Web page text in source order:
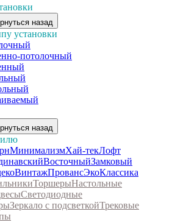
назад
установки
потолочный
назад
МинимализмХай-текЛофт
ВосточныйЗамковый
ВинтажПровансЭкоКлассика
ТоршерыНастольные
Светодиодные
Зеркало с подсветкойТрековые